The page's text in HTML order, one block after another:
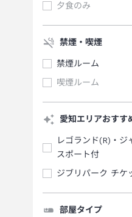
夕食のみ
禁煙・喫煙
禁煙ルーム
喫煙ルーム
愛知エリアおすす
レゴランド(R)・ジ
スポート付
ジブリパーク チケ
部屋タイプ